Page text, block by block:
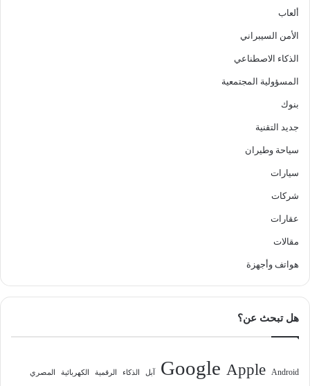
ألعاب
الأمن السيبراني
الذكاء الاصطناعي
المسؤولية المجتمعية
بنوك
جديد التقنية
سياحة وطيران
سيارات
شركات
عقارات
مقالات
هواتف وأجهزة
هل تبحث عن؟
Android
Apple
Google آبل الذكاء الرقمية الكهربائية المصري